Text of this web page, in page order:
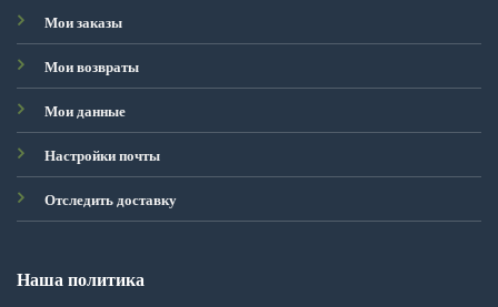
Мои заказы
Мои возвраты
Мои данные
Настройки почты
Отследить доставку
Наша политика